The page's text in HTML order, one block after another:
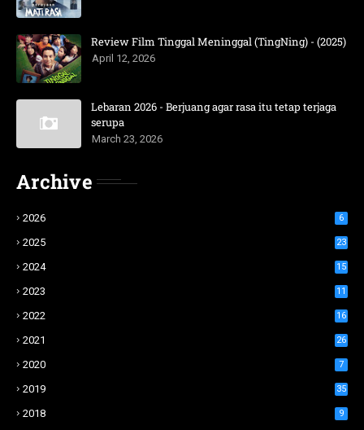
Review Film Tinggal Meninggal (TingNing) - (2025)
April 12, 2026
Lebaran 2026 - Berjuang agar rasa itu tetap terjaga
serupa
March 23, 2026
Archive
2026 6
2025 23
2024 15
2023 11
2022 16
2021 26
2020 7
2019 35
2018 9